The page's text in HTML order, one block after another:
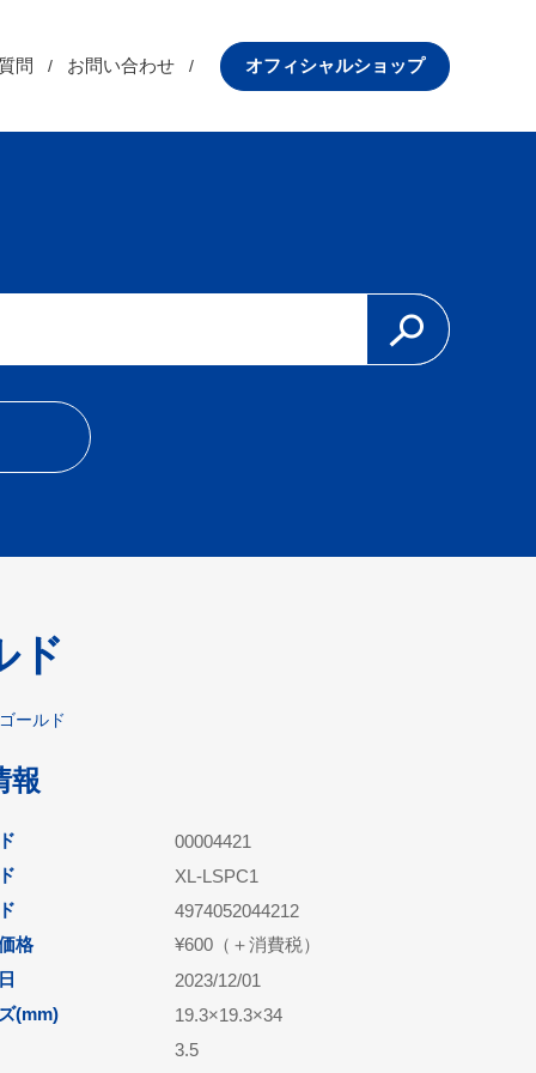
問 お問い合わせ オフィシャルショップ
ド
ールド
報
00004421
XL-LSPC1
4974052044212
格
¥600（＋消費税）
2023/12/01
(mm)
19.3×19.3×34
3.5